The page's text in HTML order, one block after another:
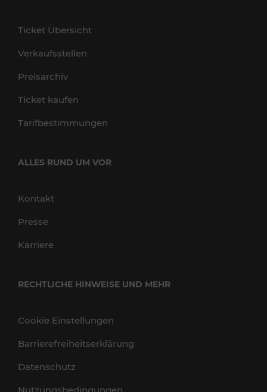
Ticket Übersicht
Verkaufsstellen
Preisarchiv
Ticket kaufen
Tarifbestimmungen
ALLES RUND UM VOR
Kontakt
Presse
Karriere
RECHTLICHE HINWEISE UND MEHR
Cookie Einstellungen
Barrierefreiheitserklärung
Datenschutz